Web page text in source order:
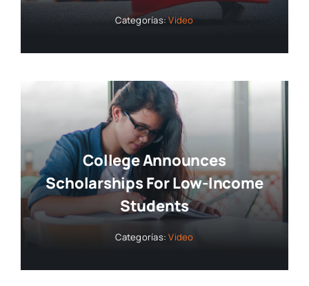
Categorías:Video
College Announces
Scholarships For Low-Income
Students
Categorías:Video